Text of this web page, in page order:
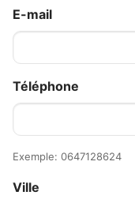
E-mail
Téléphone
Exemple: 0647128624
Ville